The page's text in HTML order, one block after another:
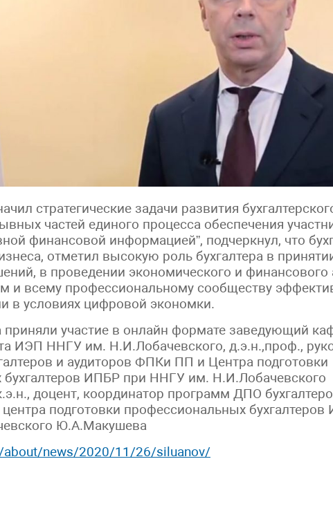
стратегические задачи развития
частей единого процесса обеспечения
финансовой информацией”, подчеркнул, что
отметил высокую роль бухгалтера в
в проведении экономического и финансового
и всему профессиональному сообществу
в условиях цифровой экономки.
приняли участие в онлайн формате заведующий
ИЭП ННГУ им. Н.И.Лобачевского, д.э.н.,проф.,
и аудиторов ФПКи ПП и Центра подготовки
бухгалтеров ИПБР при ННГУ им. Н.И.Лобачевского
доцент, координатор программ ДПО
подготовки профессиональных
Ю.А.Макушева
about/news/2020/11/26/siluanov/